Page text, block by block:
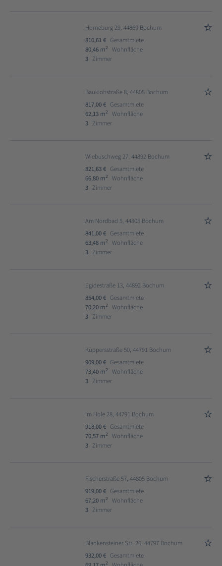
Horneburg 29, 44869 Bochum
810,61 € Gesamtmiete
80,46 m2
Wohnfläche
3 Zimmer
Bauklohstraße 8, 44805 Bochum
817,00 € Gesamtmiete
62,13 m2
Wohnfläche
3 Zimmer
Wiebuschweg 27, 44892 Bochum
821,63 € Gesamtmiete
66,80 m2
Wohnfläche
3 Zimmer
Am Nordbad 5, 44805 Bochum
841,00 € Gesamtmiete
63,48 m2
Wohnfläche
3 Zimmer
Egidestraße 13, 44892 Bochum
854,00 € Gesamtmiete
70,20 m2
Wohnfläche
3 Zimmer
Küppersstraße 50, 44791 Bochum
909,00 € Gesamtmiete
73,40 m2
Wohnfläche
3 Zimmer
Im Hole 28, 44791 Bochum
918,00 € Gesamtmiete
70,57 m2
Wohnfläche
3 Zimmer
Fischerstraße 57, 44805 Bochum
919,00 € Gesamtmiete
67,20 m2
Wohnfläche
3 Zimmer
Blankensteiner Str. 26, 44797 Bochum
932,00 € Gesamtmiete
2